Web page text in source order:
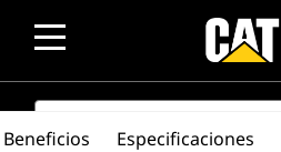
SEARCH
Beneficios Especificaciones